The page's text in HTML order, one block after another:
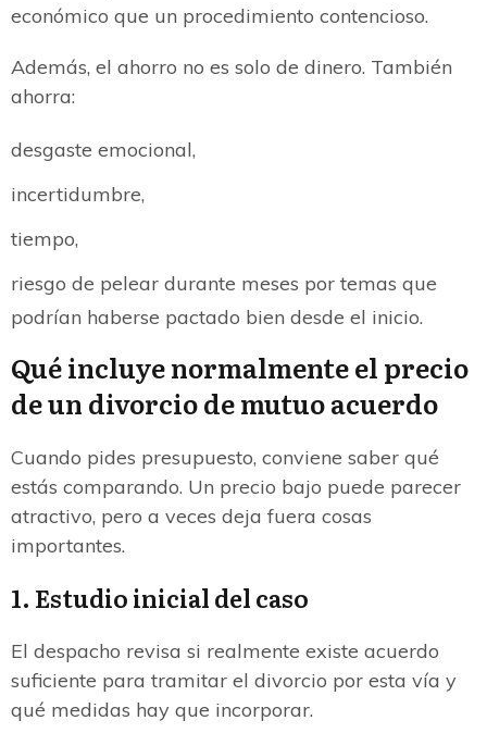
económico que un procedimiento contencioso.
Además, el ahorro no es solo de dinero. También
ahorra:
desgaste emocional,
incertidumbre,
tiempo,
riesgo de pelear durante meses por temas que
podrían haberse pactado bien desde el inicio.
Qué incluye normalmente el precio
de un divorcio de mutuo acuerdo
Cuando pides presupuesto, conviene saber qué
estás comparando. Un precio bajo puede parecer
atractivo, pero a veces deja fuera cosas
importantes.
1. Estudio inicial del caso
El despacho revisa si realmente existe acuerdo
suficiente para tramitar el divorcio por esta vía y
qué medidas hay que incorporar.